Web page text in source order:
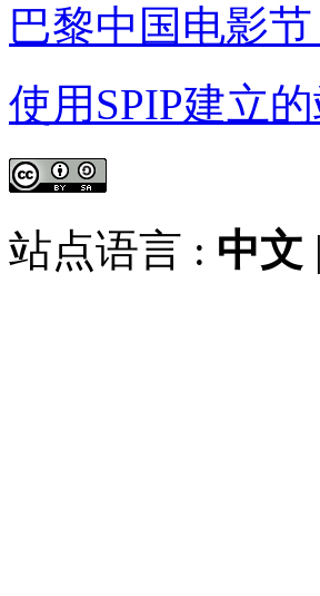
巴黎中国电影节
使用SPIP建立
站点语言 : 中文 |